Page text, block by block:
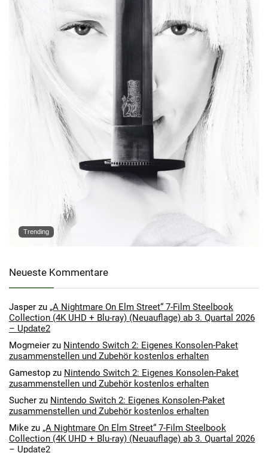
Trending
Neueste Kommentare
Jasper zu „A Nightmare On Elm Street“ 7-Film Steelbook
Collection (4K UHD + Blu-ray) (Neuauflage) ab 3. Quartal 2026
– Update2
Mogmeier zu Nintendo Switch 2: Eigenes Konsolen-Paket
zusammenstellen und Zubehör kostenlos erhalten
Gamestop zu Nintendo Switch 2: Eigenes Konsolen-Paket
zusammenstellen und Zubehör kostenlos erhalten
Sucher zu Nintendo Switch 2: Eigenes Konsolen-Paket
zusammenstellen und Zubehör kostenlos erhalten
Mike zu „A Nightmare On Elm Street“ 7-Film Steelbook
Collection (4K UHD + Blu-ray) (Neuauflage) ab 3. Quartal 2026
– Update2